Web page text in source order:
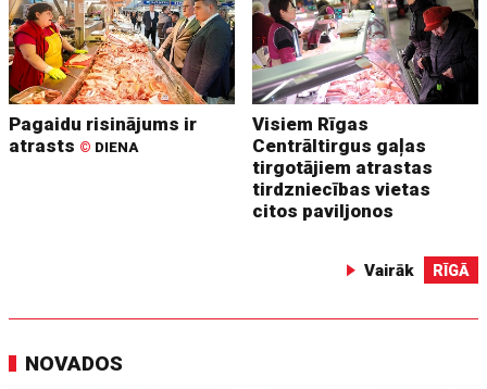
Pagaidu risinājums ir
atrasts © DIENA
Visiem Rīgas
Centrāltirgus gaļas
tirgotājiem atrastas
tirdzniecības vietas
citos paviljonos
Vairāk RĪGĀ
NOVADOS